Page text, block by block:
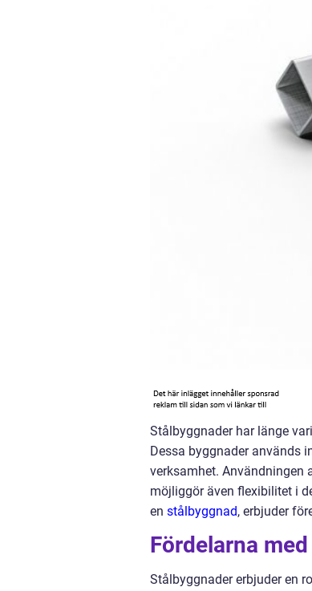
Stålbyggnader har länge
Dessa byggnader används
verksamhet. Användningen
möjliggör även flexibilitet i
en stålbyggnad, erbjuder
Fördelarna
Stålbyggnader erbjuder en